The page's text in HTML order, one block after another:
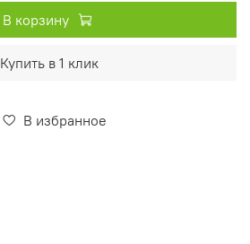
В избранное
В корзину
Купить в 1 клик